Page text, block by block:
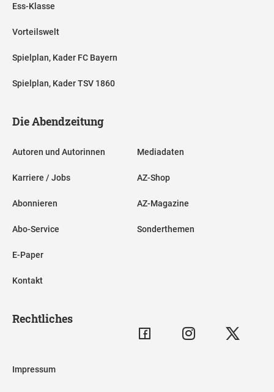
Ess-Klasse
Vorteilswelt
Spielplan, Kader FC Bayern
Spielplan, Kader TSV 1860
Die Abendzeitung
Autoren und Autorinnen
Karriere / Jobs
Abonnieren
Abo-Service
E-Paper
Kontakt
Mediadaten
AZ-Shop
AZ-Magazine
Sonderthemen
Rechtliches
Impressum